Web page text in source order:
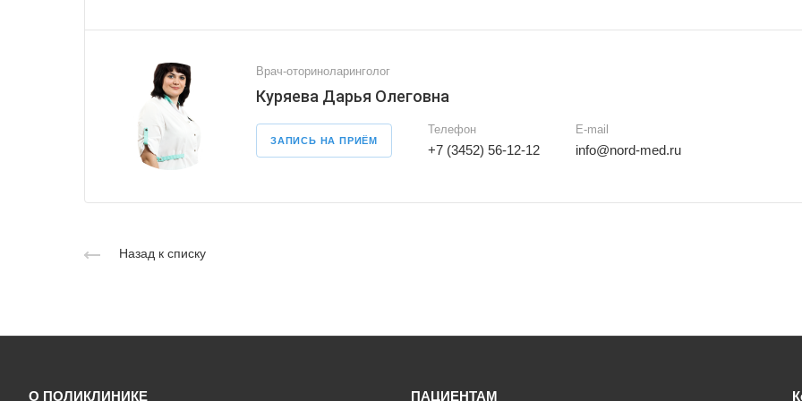
Врач-оториноларинголог
Куряева Дарья Олеговна
ЗАПИСЬ НА ПРИЁМ
Телефон
+7 (3452) 56-12-12
E-mail
info@nord-med.ru
Назад к списку
О ПОЛИКЛИНИКЕ ПАЦИЕНТАМ